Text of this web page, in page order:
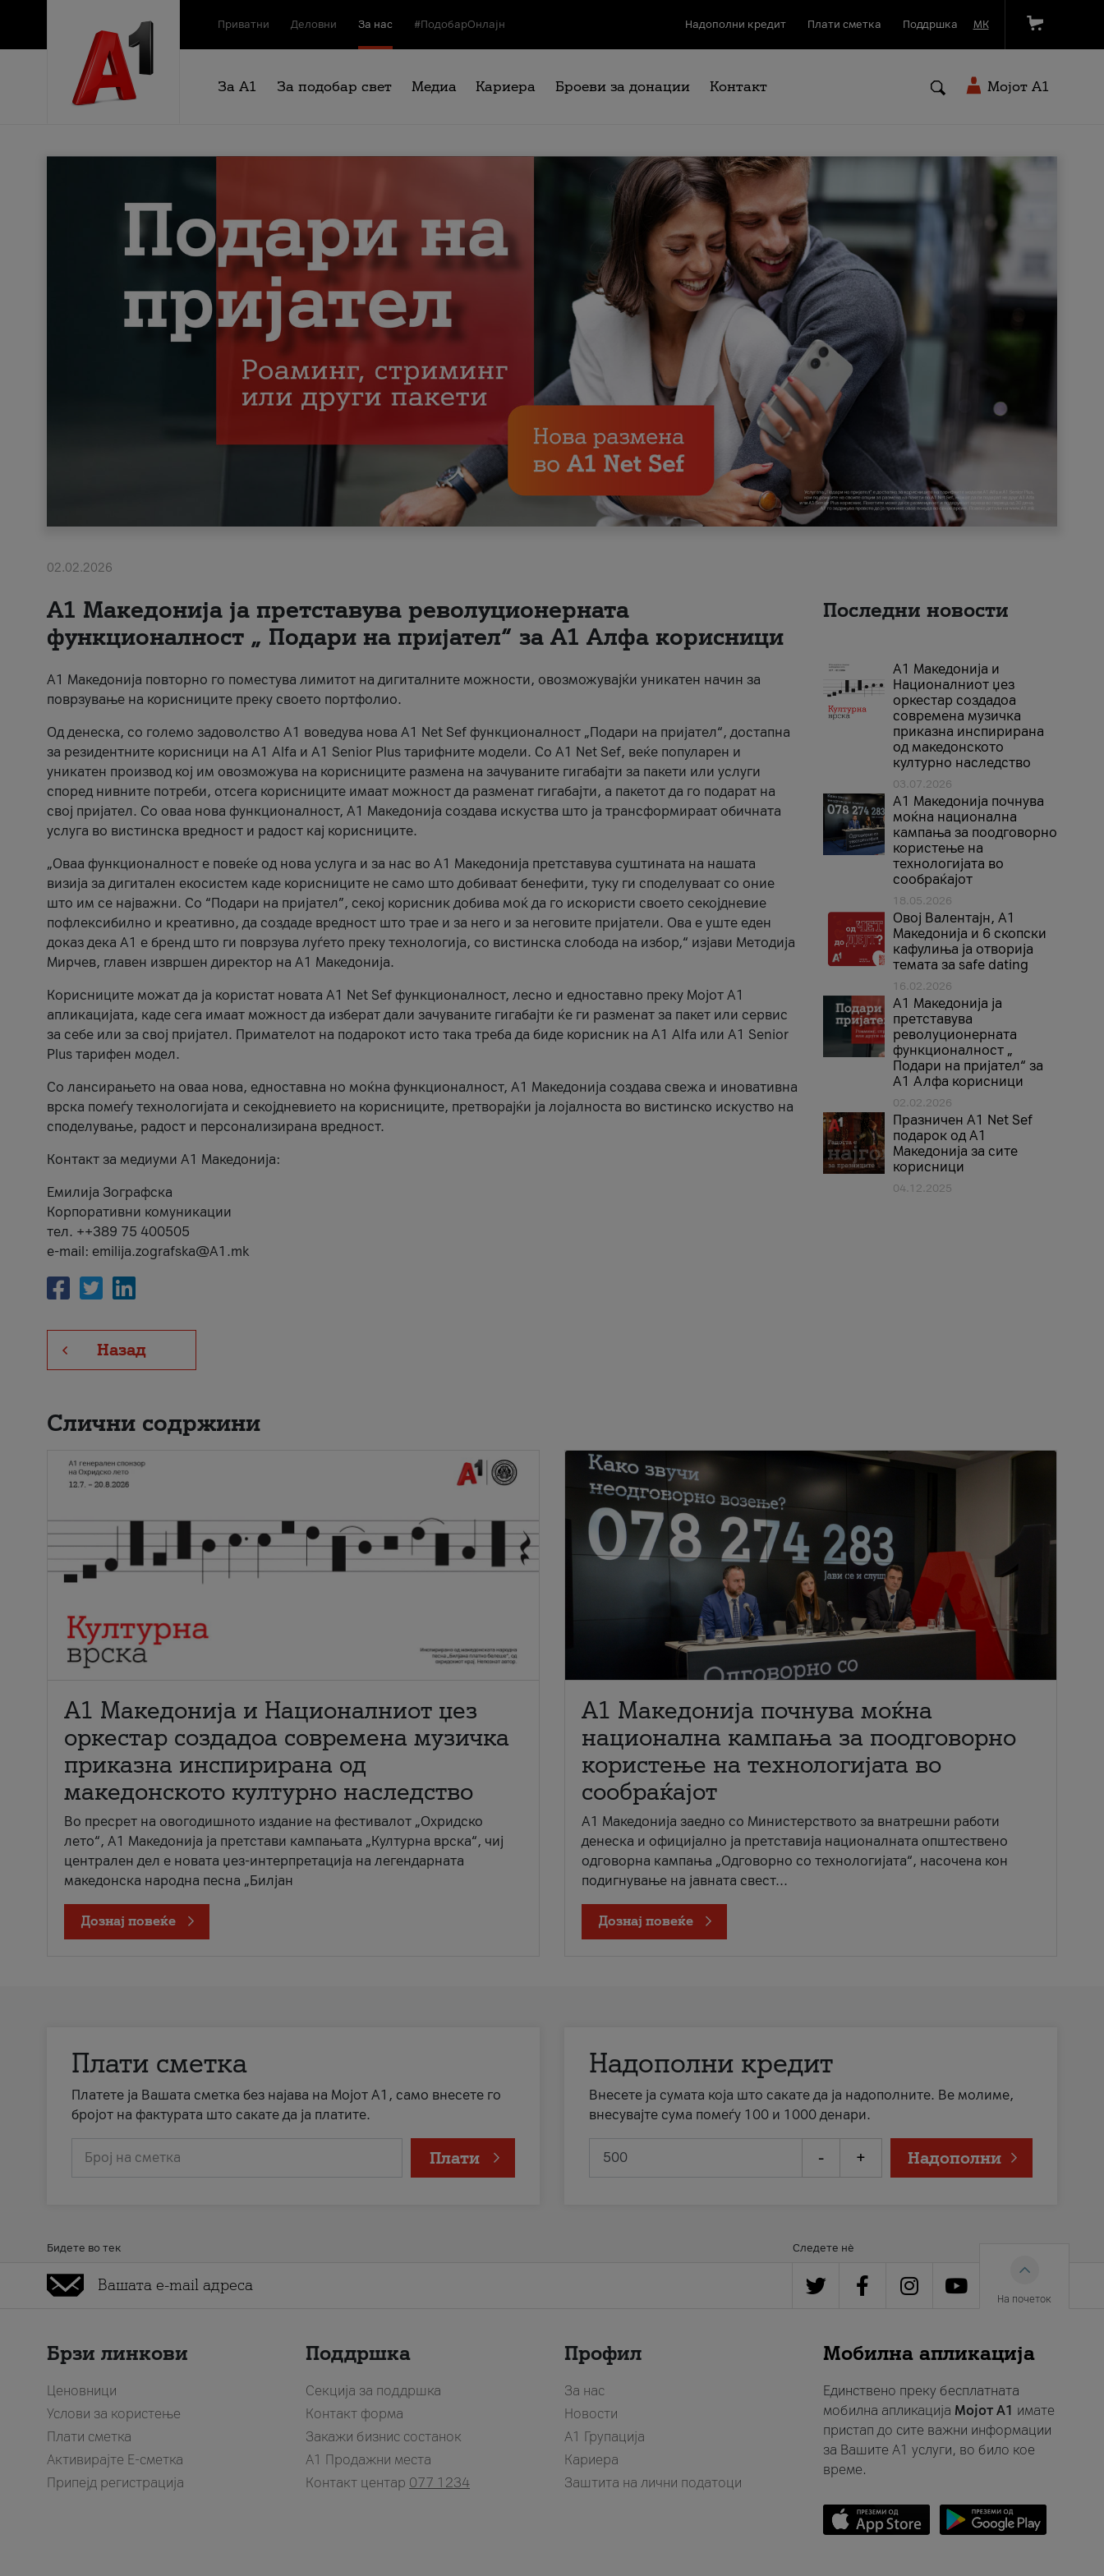
Приватни Деловни За нас #ПодобарОнлајн Надополни кредит Плати сметка Поддршка МК
За А1 За подобар свет Медиа Кариера Броеви за донации Контакт Мојот A1
02.02.2026
А1 Македонија ја претставува револуционерната
функционалност „ Подари на пријател“ за А1 Алфа корисници
А1 Македонија повторно го поместува лимитот на дигиталните можности, овозможувајќи уникатен начин за
поврзување на корисниците преку своето портфолио.
Од денеска, со големо задоволство А1 воведува нова A1 Net Sef функционалност „Подари на пријател“, достапна
за резидентните корисници на А1 Alfa и A1 Senior Plus тарифните модели. Со A1 Net Sef, веќе популарен и
уникатен производ кој им овозможува на корисниците размена на зачуваните гигабајти за пакети или услуги
според нивните потреби, отсега корисниците имаат можност да разменат гигабајти, а пакетот да го подарат на
свој пријател. Со оваа нова функционалност, А1 Македонија создава искуства што ја трансформираат обичната
услуга во вистинска вредност и радост кај корисниците.
„Оваа функционалност е повеќе од нова услуга и за нас во А1 Македонија претставува суштината на нашата
визија за дигитален екосистем каде корисниците не само што добиваат бенефити, туку ги споделуваат со оние
што им се најважни. Со “Подари на пријател”, секој корисник добива моќ да го искористи своето секојдневие
пофлексибилно и креативно, да создаде вредност што трае и за него и за неговите пријатели. Ова е уште еден
доказ дека А1 е бренд што ги поврзува луѓето преку технологија, со вистинска слобода на избор,“ изјави Методија
Мирчев, главен извршен директор на А1 Македонија.
Корисниците можат да ја користат новата А1 Net Sef функционалност, лесно и едноставно преку Мојот А1
апликацијата, каде сега имаат можност да изберат дали зачуваните гигабајти ќе ги разменат за пакет или сервис
за себе или за свој пријател. Примателот на подарокот исто така треба да биде корисник на А1 Alfa или A1 Senior
Plus тарифен модел.
Со лансирањето на оваа нова, едноставна но моќна функционалност, А1 Македонија создава свежа и иновативна
врска помеѓу технологијата и секојдневието на корисниците, претворајќи ја лојалноста во вистинско искуство на
споделување, радост и персонализирана вредност.
Контакт за медиуми А1 Македонија:
Емилија Зографска
Корпоративни комуникации
тел. ++389 75 400505
e-mail: emilija.zografska@A1.mk
Назад
Последни новости
А1 Македонија и
Националниот џез
оркестар создадоа
современа музичка
приказна инспирирана
од македонското
културно наследство
03.07.2026
A1 Македонија почнува
моќна национална
кампања за поодговорно
користење на
технологијата во
сообраќајот
18.05.2026
Овој Валентајн, A1
Македонија и 6 скопски
кафулиња ја отворија
темата за safe dating
16.02.2026
А1 Македонија ја
претставува
револуционерната
функционалност „
Подари на пријател“ за
А1 Алфа корисници
02.02.2026
Празничен A1 Net Sеf
подарок од А1
Македонија за сите
корисници
04.12.2025
Слични содржини
А1 Македонија и Националниот џез
оркестар создадоа современа музичка
приказна инспирирана од
македонското културно наследство
Во пресрет на овогодишното издание на фестивалот „Охридско
лето“, А1 Македонија ја претстави кампањата „Културна врска“, чиј
централен дел е новата џез-интерпретација на легендарната
македонска народна песна „Билјан
Дознај повеќе
A1 Македонија почнува моќна
национална кампања за поодговорно
користење на технологијата во
сообраќајот
A1 Македонија заедно со Министерството за внатрешни работи
денеска и официјално ја претставија националната општествено
одговорна кампања „Одговорно со технологијата“, насочена кон
подигнување на јавната свест...
Дознај повеќе
Плати сметка
Платете ја Вашата сметка без најава на Мојот А1, само внесете го
бројот на фактурата што сакате да ја платите.
Број на сметка Плати
Надополни кредит
Внесете ја сумата која што сакате да ја надополните. Ве молиме,
внесувајте сума помеѓу 100 и 1000 денари.
- + Надополни
Бидете во тек Следете нè
На почеток
Брзи линкови
Ценовници
Услови за користење
Плати сметка
Активирајте Е-сметка
Припејд регистрација
Поддршка
Секција за поддршка
Контакт форма
Закажи бизнис состанок
A1 Продажни места
Контакт центар 077 1234
Профил
За нас
Новости
А1 Групација
Кариера
Заштита на лични податоци
Мобилна апликација
Единствено преку бесплатната
мобилна апликација Мојот A1 имате
пристап до сите важни информации
за Вашите A1 услуги, во било кое
време.